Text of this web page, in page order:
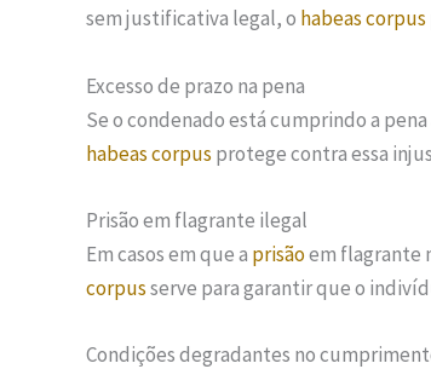
sem justificativa legal, o habeas corpus
Excesso de prazo na pena
Se o condenado está cumprindo a
habeas corpus protege contra essa
Prisão em flagrante ilegal
Em casos em que a prisãoem flagrante
corpusserve para garantir que o
Condições degradantes no